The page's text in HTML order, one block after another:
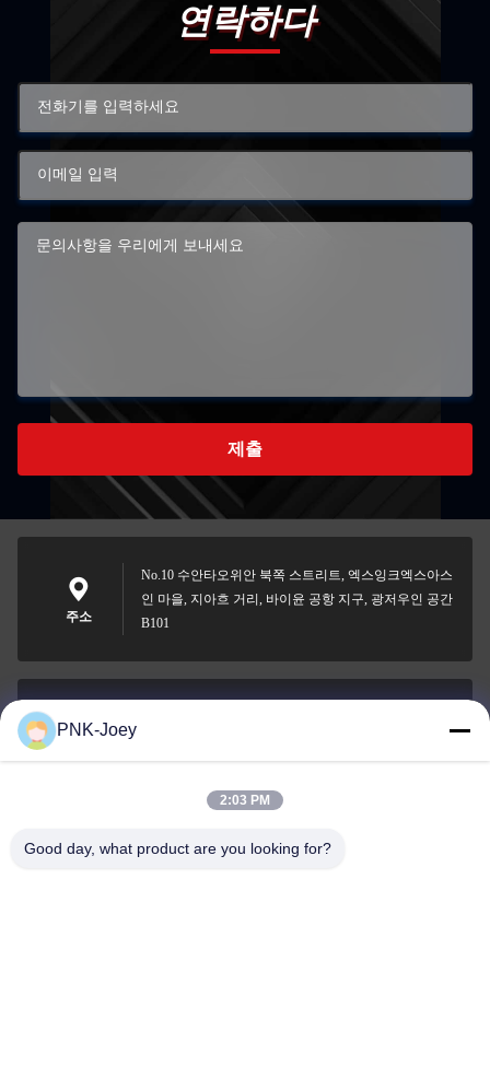
연락하다
제출
주소
No.10 수안타오위안 북쪽 스트리트, 엑스잉크엑스아스
인 마을, 지아흐 거리, 바이윤 공항 지구, 광저우인 공간
B101
008613580404923
PNK-Joey
2:03 PM
Good day, what product are you looking for?